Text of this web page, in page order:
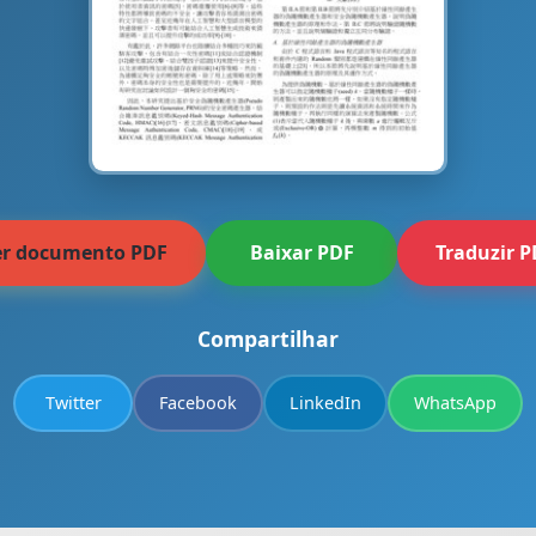
documento PDF Baixar PDF Traduzir
Compartilhar
Twitter Facebook LinkedIn WhatsApp